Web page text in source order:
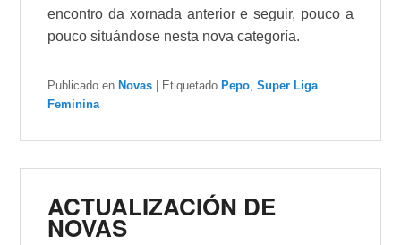
encontro da xornada anterior e seguir, pouco a
pouco situándose nesta nova categoría.
Publicado en Novas Etiquetado Pepo ,Super Liga
Feminina
ACTUALIZACIÓN DE
NOVAS